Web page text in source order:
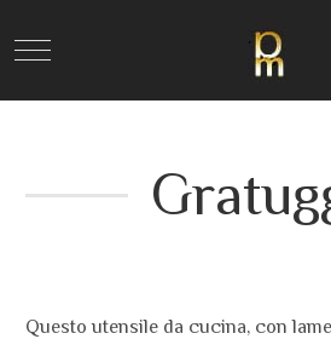
Mobile Menu Toggle
Questo utensile da cucina, con